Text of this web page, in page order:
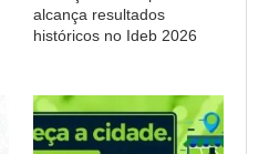
alcança resultados
históricos no Ideb 2026